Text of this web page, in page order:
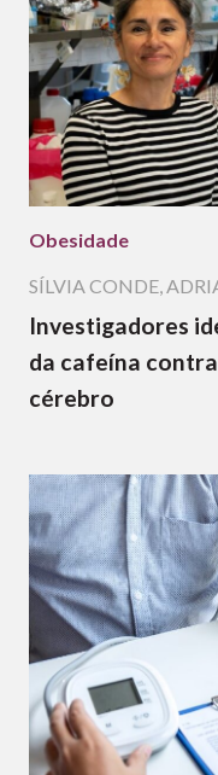
Obesidade
SÍLVIA CONDE,
Investigadores
da cafeína
cérebro